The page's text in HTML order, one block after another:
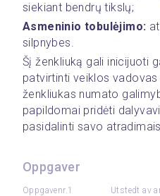
siekiant bendrų tikslų;
Asmeninio tobulėjimo:
silpnybes.
Šį ženkliuką gali inicijuoti
patvirtinti veiklos
ženkliukas numato
papildomai pridėti
pasidalinti savo
Oppgaver
Oppgavenr.1 Utstedt av